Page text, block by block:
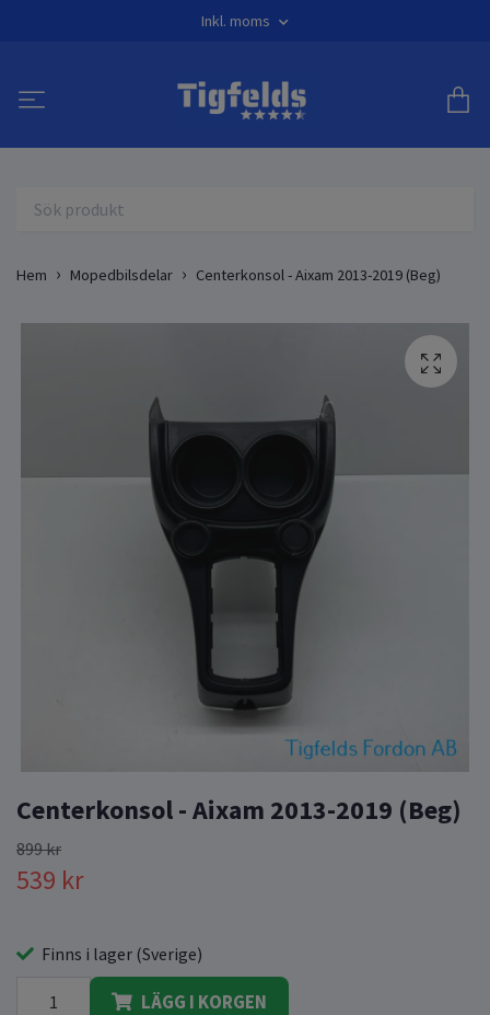
Inkl. moms
Hem Mopedbilsdelar Centerkonsol - Aixam 2013-2019 (Beg)
Centerkonsol - Aixam 2013-2019 (Beg)
899 kr
539 kr
Finns i lager (Sverige)
LÄGG I KORGEN